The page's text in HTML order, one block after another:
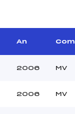
Distance :
Point Haut :
An Com
2006 MV
2006 MV